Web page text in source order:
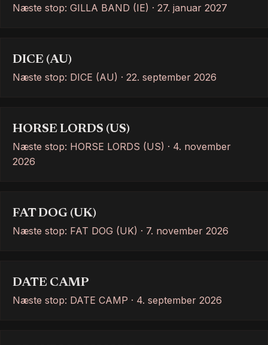
Næste stop: GILLA BAND (IE) · 27. januar 2027
DICE (AU)
Næste stop: DICE (AU) · 22. september 2026
HORSE LORDS (US)
Næste stop: HORSE LORDS (US) · 4. november
2026
FAT DOG (UK)
Næste stop: FAT DOG (UK) · 7. november 2026
DATE CAMP
Næste stop: DATE CAMP · 4. september 2026